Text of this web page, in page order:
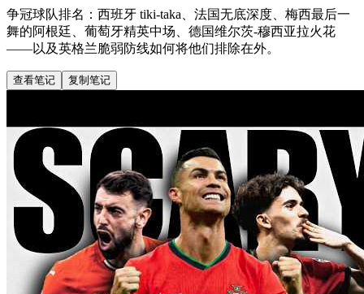
争冠球队排名：西班牙 tiki-taka、法国无底深度、梅西最后一
舞的阿根廷、葡萄牙精英中场、德国维尔茨-穆西亚拉火花
——以及英格兰脆弱防线如何将他们排除在外。
查看笔记 复制笔记